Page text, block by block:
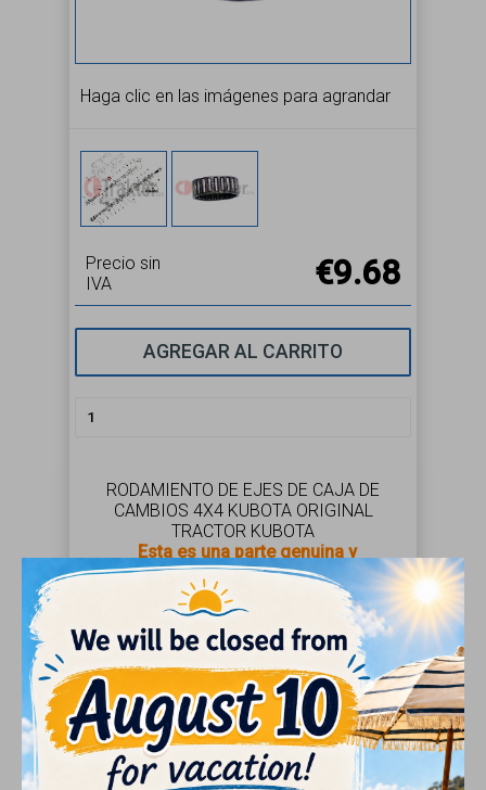
Haga clic en las imágenes para agrandar
Precio sin
IVA
€9.68
AGREGAR AL CARRITO
RODAMIENTO DE EJES DE CAJA DE
CAMBIOS 4X4 KUBOTA ORIGINAL
TRACTOR KUBOTA
Esta es una parte genuina y
completamente nueva de Kubota
El uso de repuestos originales Kubota es la
mejor forma de mantener la calidad y el
valor de su equipo.
Estas piezas de repuesto Kubota están
diseñadas para cumplir con las
especificaciones originales de su máquina.
part#: 08822-22613 Original Kubota
Part
part#: 08822-22611Original Kubota
Part